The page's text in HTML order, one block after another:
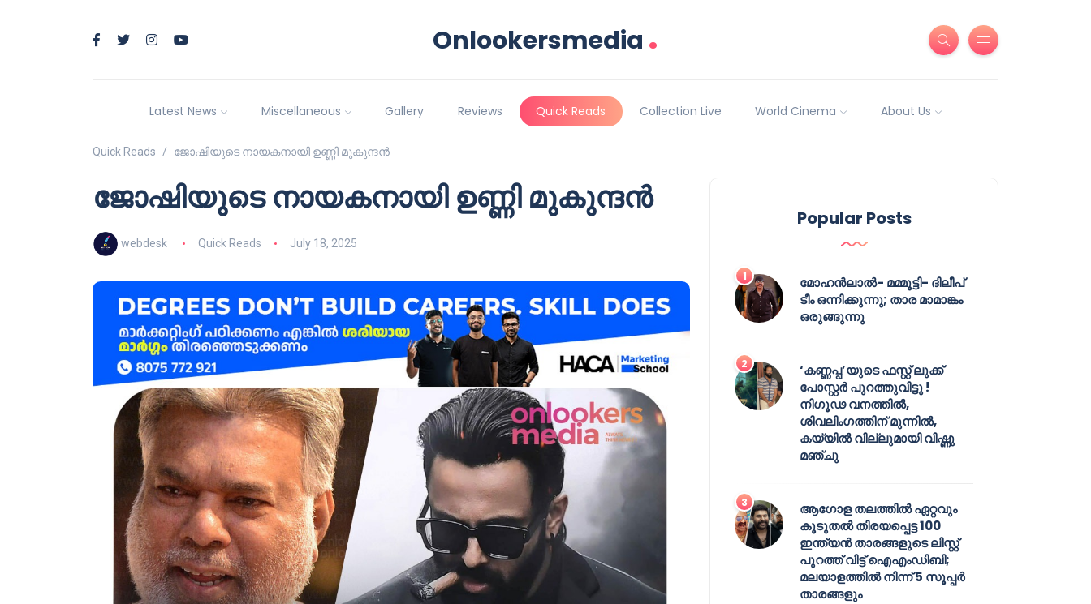
Onlookersmedia .
Latest News Miscellaneous Gallery Reviews Quick Reads Collection Live World Cinema About Us
Quick Reads ജോഷിയുടെ നായകനായി ഉണ്ണി മുകുന്ദൻ
ജോഷിയുടെ നായകനായി ഉണ്ണി മുകുന്ദൻ
webdesk Quick Reads July 18, 2025
Popular Posts
മോഹൻലാൽ- മമ്മൂട്ടി- ദിലീപ്
ടീം ഒന്നിക്കുന്നു; താര മാമാങ്കം
ഒരുങ്ങുന്നു
‘കണ്ണപ്പ’യുടെ ഫസ്റ്റ് ലുക്ക്
പോസ്റ്റർ പുറത്തുവിട്ടു !
നിഗൂഢ വനത്തിൽ,
ശിവലിംഗത്തിന് മുന്നിൽ,
കയ്യിൽ വില്ലുമായി വിഷ്ണു
മഞ്ചു
ആഗോള തലത്തിൽ ഏറ്റവും
കൂടുതൽ തിരയപ്പെട്ട 100
ഇന്ത്യൻ താരങ്ങളുടെ ലിസ്റ്റ്
പുറത്ത് വിട്ട് ഐഎംഡിബി;
മലയാളത്തിൽ നിന്ന് 5 സൂപ്പർ
താരങ്ങളും